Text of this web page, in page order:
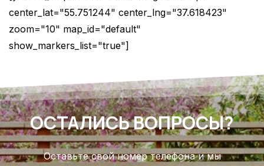
center_lat="55.751244" center_lng="37.618423"
zoom="10" map_id="default"
show_markers_list="true"]
ОСТАЛИСЬ ВОПРОСЫ?
Оставьте свой номер телефона и мы